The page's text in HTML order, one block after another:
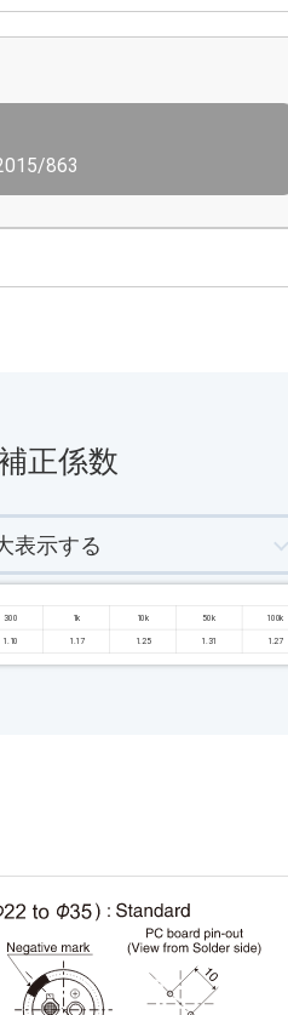
863
正係数
表示する
300 1k 10k 50k 100k
1.10 1.17 1.25 1.31 1.27